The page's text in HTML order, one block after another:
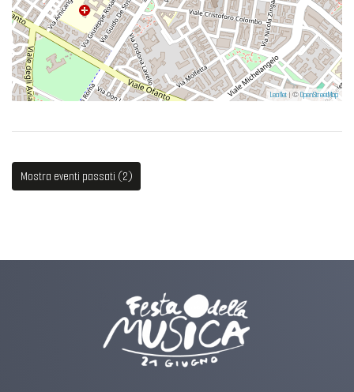
Leaflet | ©OpenStreetMap
Mostra eventi passati (2)